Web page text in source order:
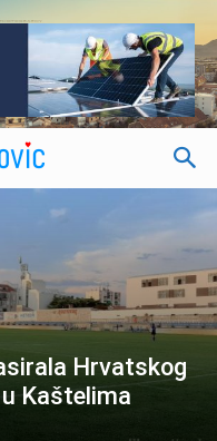
Hrvatskog
Kaštelima